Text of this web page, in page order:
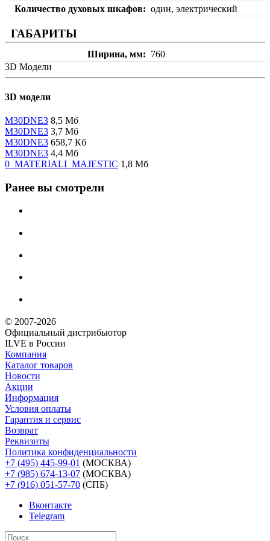
Количество духовых шкафов один, электрический
ГАБАРИТЫ
Ширина, мм
760
3D Модели
3D модели
M30DNE3 8,5 Мб
M30DNE3 3,7 Мб
M30DNE3 658,7 Кб
M30DNE3 4,4 Мб
0_MATERIALI_MAJESTIC 1,8 Мб
Ранее вы смотрели
© 2007-2026
Официальный дистрибьютoр
ILVE в России
Компания
Каталог товаров
Новости
Акции
Информация
Условия оплаты
Гарантия и сервис
Возврат
Реквизиты
Политика конфиденциальности
+7 (495) 445-99-01 (МОСКВА)
+7 (985) 674-13-07 (МОСКВА)
+7 (916) 051-57-70 (СПБ)
Вконтакте
Telegram